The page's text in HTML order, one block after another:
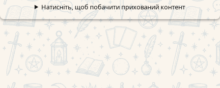
Натисніть, щоб побачити прихований контент